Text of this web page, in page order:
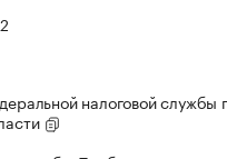
налоговой службы